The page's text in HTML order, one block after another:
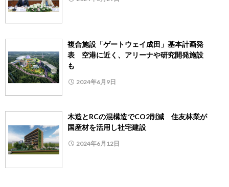
複合施設「ゲートウェイ成田」基本計画発
表 空港に近く、アリーナや研究開発施設
も
2024年6月9日
木造とRCの混構造でCO2削減 住友林業が
国産材を活用し社宅建設
2024年6月12日